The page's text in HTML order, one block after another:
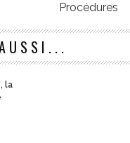
Procédures
la